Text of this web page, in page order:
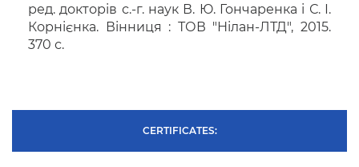
ред. докторів с.-г. наук В. Ю. Гончаренка і С. І.
Корнієнка. Вінниця : ТОВ "Нілан-ЛТД", 2015.
370 с.
CERTIFICATES: